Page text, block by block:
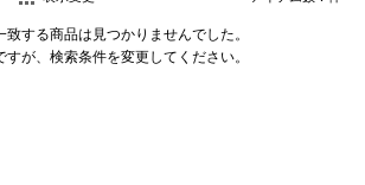
致する商品は見つかりませんでした。
すが、検索条件を変更してください。